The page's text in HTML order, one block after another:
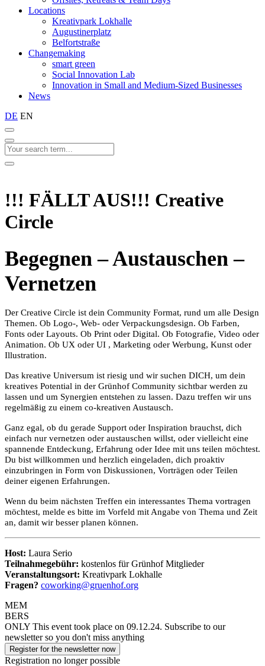
Locations
Kreativpark Lokhalle
Augustinerplatz
Belfortstraße
Changemaking
smart green
Social Innovation Lab
Innovation in Small and Medium-Sized Businesses
News
DE EN
!!! FÄLLT AUS!!! Creative
Circle
Begegnen – Austauschen –
Vernetzen
Der Creative Circle ist dein Community Format, rund um alle Design
Themen. Ob Logo-, Web- oder Verpackungsdesign. Ob Farben,
Fonts oder Layouts. Ob Print oder Digital. Ob Fotografie, Video oder
Animation. Ob UX oder UI , Marketing oder Werbung, Kunst oder
Illustration.
Das kreative Universum ist riesig und wir suchen DICH, um dein
kreatives Potential in der Grünhof Community sichtbar werden zu
lassen und um Synergien entstehen zu lassen. Dazu treffen wir uns
regelmäßig zu einem co-kreativen Austausch.
Ganz egal, ob du gerade Support oder Inspiration brauchst, dich
einfach nur vernetzen oder austauschen willst, oder vielleicht eine
spannende Entdeckung, Erfahrung oder Idee mit uns teilen möchtest.
Du bist willkommen und herzlich eingeladen, dich proaktiv
einzubringen in Form von Diskussionen, Vorträgen oder Teilen
deiner eigenen Erfahrungen.
Wenn du beim nächsten Treffen ein interessantes Thema vortragen
möchtest, melde es bitte im Vorfeld mit Angabe von Thema und Zeit
an, damit wir besser planen können.
Host: Laura Serio
Teilnahmegebühr: kostenlos für Grünhof Mitglieder
Veranstaltungsort: Kreativpark Lokhalle
Fragen? coworking@gruenhof.org
MEM
BERS
ONLY This event took place on 09.12.24. Subscribe to our
newsletter so you don't miss anything
Register for the newsletter now
Registration no longer possible